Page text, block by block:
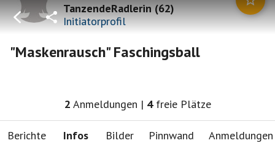
TanzendeRadlerin(62)
Initiatorprofil
"Maskenrausch" Faschingsball
2 Anmeldungen | 4 freie Plätze
Berichte Infos Bilder Pinnwand Anmeldungen